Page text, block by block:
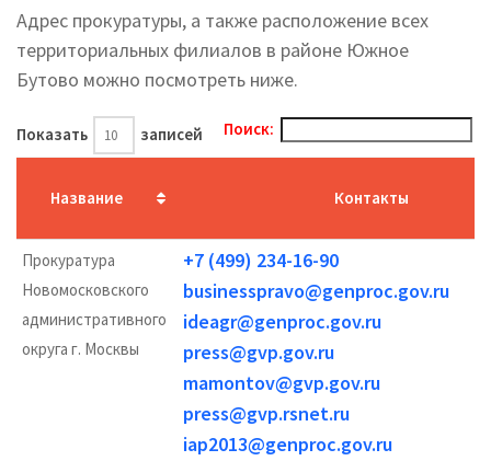
Адрес прокуратуры, а также расположение всех
территориальных филиалов в районе Южное
Бутово можно посмотреть ниже.
Показать записей Поиск:
Название Контакты
Прокуратура
Новомосковского
административного
округа г. Москвы
+7 (499) 234-16-90
businesspravo@genproc.gov.ru
ideagr@genproc.gov.ru
press@gvp.gov.ru
mamontov@gvp.gov.ru
press@gvp.rsnet.ru
iap2013@genproc.gov.ru